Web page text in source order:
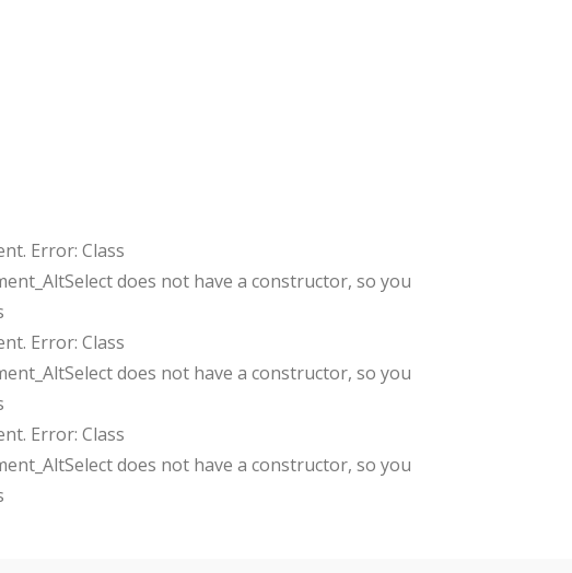
Error: Class
does not have a constructor, so you
Error: Class
does not have a constructor, so you
Error: Class
does not have a constructor, so you